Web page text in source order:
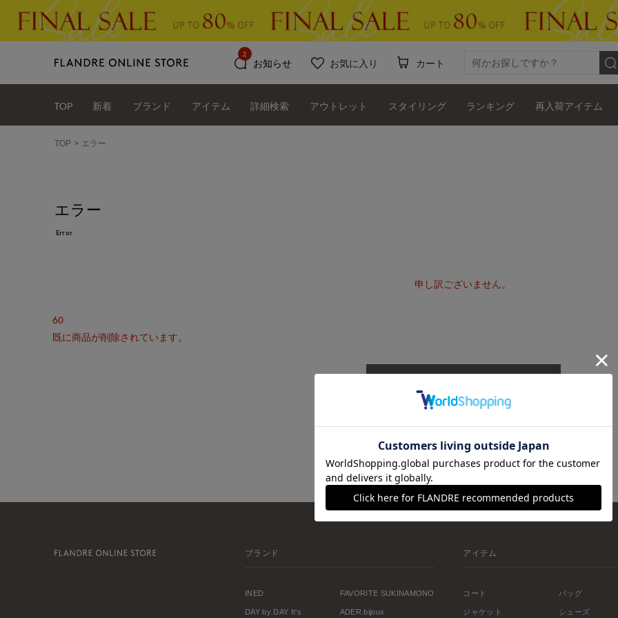
お知らせ
2
お気に入り カート
TOP 新着 ブランド アイテム 詳細検索 アウトレット スタイリング ランキング 再入荷アイテム
TOP エラー
エラー
Error
申し訳ございません。
60
既に商品が削除されています。
ブランド
INED
DAY by DAY It's
FAVORITE SUKINAMONO
ADER.bijoux
アイテム
コート
ジャケット
バッグ
シューズ